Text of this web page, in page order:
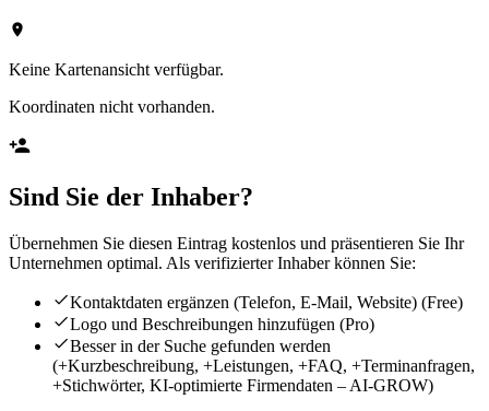
Keine Kartenansicht verfügbar.
Koordinaten nicht vorhanden.
Sind Sie der Inhaber?
Übernehmen Sie diesen Eintrag kostenlos und präsentieren Sie Ihr
Unternehmen optimal. Als verifizierter Inhaber können Sie:
Kontaktdaten ergänzen (Telefon, E-Mail, Website) (Free)
Logo und Beschreibungen hinzufügen (Pro)
Besser in der Suche gefunden werden
(+Kurzbeschreibung, +Leistungen, +FAQ, +Terminanfragen,
+Stichwörter, KI-optimierte Firmendaten – AI-GROW)